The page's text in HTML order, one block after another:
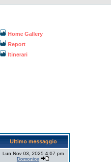
Home Gallery
Report
Itinerari
Ultimo messaggio
Lun Nov 03, 2025 4:07 pm
Domonice